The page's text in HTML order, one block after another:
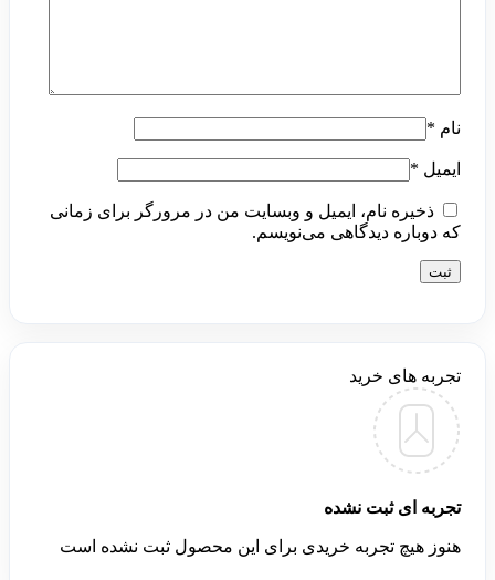
نام *
ایمیل *
ذخیره نام، ایمیل و وبسایت من در مرورگر برای زمانی
که دوباره دیدگاهی می‌نویسم.
تجربه های خرید
تجربه ای ثبت نشده
هنوز هیچ تجربه خریدی برای این محصول ثبت نشده است